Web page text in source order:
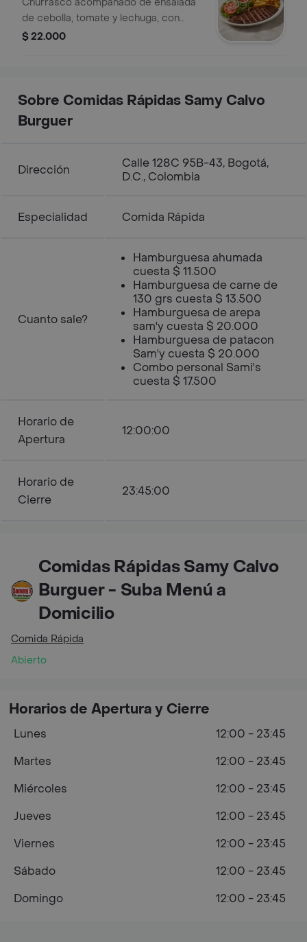
de cebolla, tomate y lechuga, con
papas a la francesa.
$ 22.000
Sobre Comidas Rápidas Samy Calvo
Burguer
Dirección
Calle 128C 95B-43, Bogotá,
D.C., Colombia
Especialidad Comida Rápida
Cuanto sale?
Hamburguesa ahumada
cuesta $ 11.500
Hamburguesa de carne de
130 grs cuesta $ 13.500
Hamburguesa de arepa
sam'y cuesta $ 20.000
Hamburguesa de patacon
Sam'y cuesta $ 20.000
Combo personal Sami's
cuesta $ 17.500
Horario de
Apertura
12:00:00
Horario de
Cierre
23:45:00
Comidas Rápidas Samy Calvo
Burguer - Suba Menú a
Domicilio
Comida Rápida
Abierto
Horarios de Apertura y Cierre
Lunes
12:00 - 23:45
Martes
12:00 - 23:45
Miércoles
12:00 - 23:45
Jueves
12:00 - 23:45
Viernes
12:00 - 23:45
Sábado
12:00 - 23:45
Domingo
12:00 - 23:45